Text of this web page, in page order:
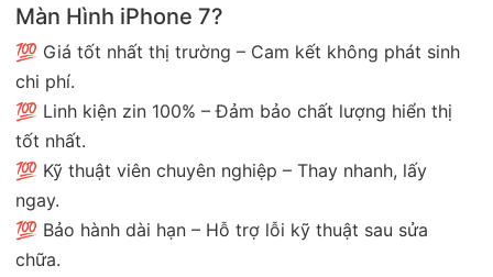
Màn Hình iPhone 7?
💯 Giá tốt nhất thị trường – Cam kết không phát sinh
chi phí.
💯 Linh kiện zin 100% – Đảm bảo chất lượng hiển thị
tốt nhất.
💯 Kỹ thuật viên chuyên nghiệp – Thay nhanh, lấy
ngay.
💯 Bảo hành dài hạn – Hỗ trợ lỗi kỹ thuật sau sửa
chữa.